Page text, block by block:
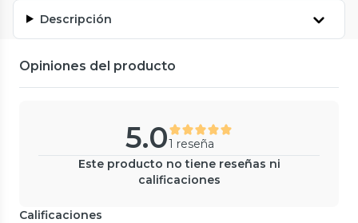
Descripción
Opiniones del producto
5.01 reseña
Este producto no tiene reseñas ni
calificaciones
Calificaciones